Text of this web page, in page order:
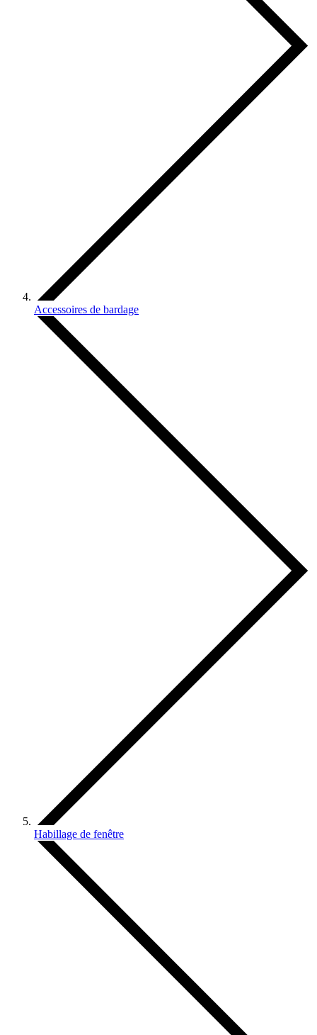
Accessoires de bardage
Habillage de fenêtre